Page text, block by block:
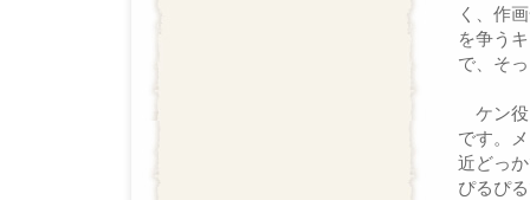
く、作
を争う
で、そ
ケン役
です。
近どっ
ぴるぴ